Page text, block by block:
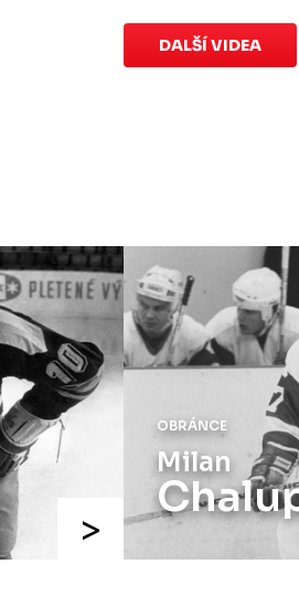
speciálních dresů
ledna ve 20:00
Kluby se
termínu, Bruslaři
Labem utkají
středu 26.
DALŠÍ VIDEA
OBRÁNCE
Milan